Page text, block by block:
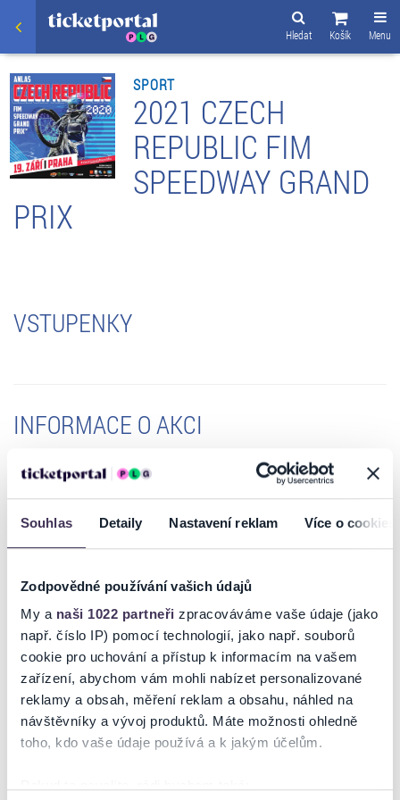
Souhlas Detaily Nastavení reklam Více o cookies
Zodpovědné používání vašich údajů
My a naši 1022 partneři zpracováváme vaše údaje (jako
např. číslo IP) pomocí technologií, jako např. souborů
cookie pro uchování a přístup k informacím na vašem
zařízení, abychom vám mohli nabízet personalizované
reklamy a obsah, měření reklam a obsahu, náhled na
návštěvníky a vývoj produktů. Máte možnosti ohledně
toho, kdo vaše údaje používá a k jakým účelům.
Menu
Košík
Hledat
SPORT
2021 CZECH
REPUBLIC FIM
SPEEDWAY GRAND
PRIX
VSTUPENKY
INFORMACE O AKCI
Vážený příznivci ploché dráhy,
vzhledem k nejasnému postupu rozvolňování a vývoji vládních
opatření se rozhodla Mezinárodní motocyklová federace FIM spolu s
promotérem seriálu SGP a Auto klubem Markéta provést následující
změny:
- Přesouvá se závod 2021 Czech Republic FIM Speedway Grand Prix
v Praze původně plánovaný na 5. června 2021. Za Vámi zakoupené
vstupenky Vám budou vráceny finanční prostředky v plné výši na
bankovní účet, z kterého byly vstupenky zakoupeny, a to
prostřednictvím sítě Ticketportal během příštích tří týdnů.
- V aktualizovaném kalendáři seriálu SGP 2021 je nově zařazena Praha
hned dvakrát a to jeden závod 16.7 a druhý závod 17. 7. 2021. Termín
zahájení předprodeje je předběžně plánován na 1. června 2021.